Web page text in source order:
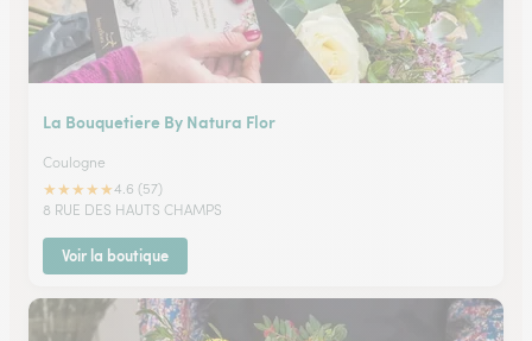
La Bouquetiere By Natura Flor
Coulogne
★★★★★4.6 (57)
8 RUE DES HAUTS CHAMPS
Voir la boutique